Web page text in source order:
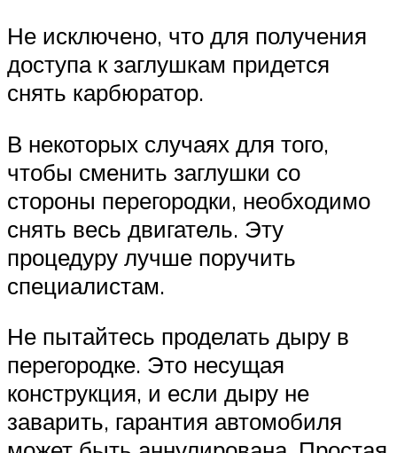
Не исключено, что для получения
доступа к заглушкам придется
снять карбюратор.
В некоторых случаях для того,
чтобы сменить заглушки со
стороны перегородки, необходимо
снять весь двигатель. Эту
процедуру лучше поручить
специалистам.
Не пытайтесь проделать дыру в
перегородке. Это несущая
конструкция, и если дыру не
заварить, гарантия автомобиля